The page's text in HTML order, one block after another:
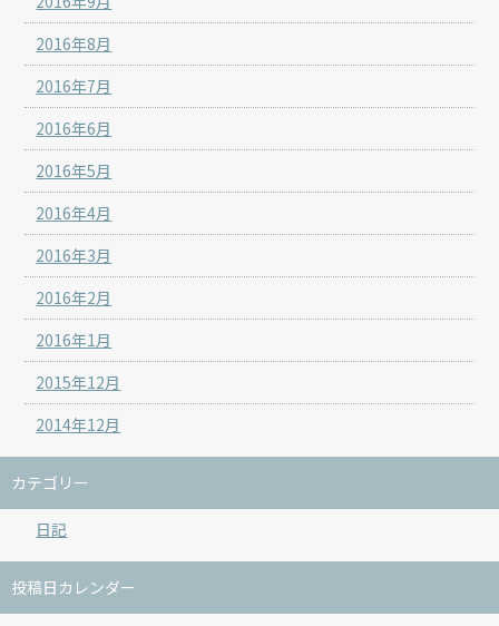
2016年8月
2016年7月
2016年6月
2016年5月
2016年4月
2016年3月
2016年2月
2016年1月
2015年12月
2014年12月
カテゴリー
日記
投稿日カレンダー